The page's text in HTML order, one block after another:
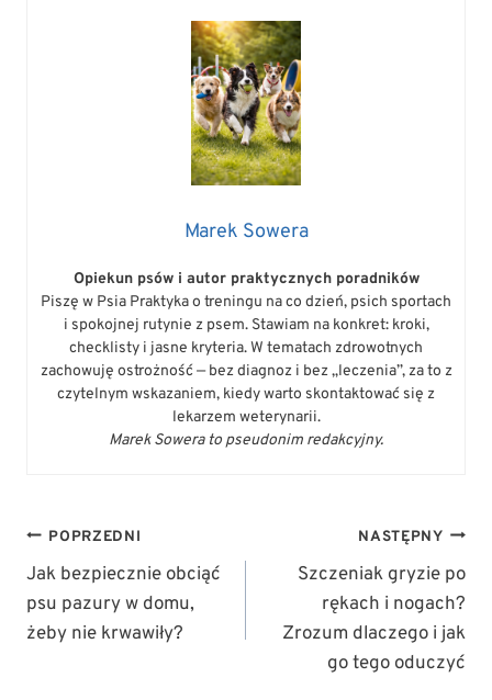
Marek Sowera
Opiekun psów i autor praktycznych poradników
Piszę w Psia Praktyka o treningu na co dzień, psich sportach
i spokojnej rutynie z psem. Stawiam na konkret: kroki,
checklisty i jasne kryteria. W tematach zdrowotnych
zachowuję ostrożność — bez diagnoz i bez „leczenia”, za to z
czytelnym wskazaniem, kiedy warto skontaktować się z
lekarzem weterynarii.
Marek Sowera to pseudonim redakcyjny.
NAWIGACJA
WPISU
POPRZEDNI
Jak bezpiecznie obciąć
psu pazury w domu,
żeby nie krwawiły?
NASTĘPNY
Szczeniak gryzie po
rękach i nogach?
Zrozum dlaczego i jak
go tego oduczyć